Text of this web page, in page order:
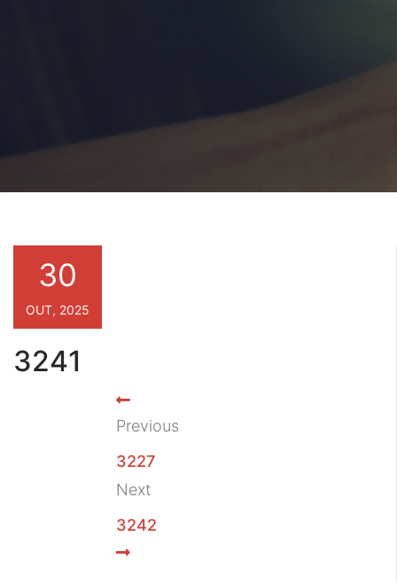
3241
30
OUT, 2025
Previous
3227
Next
3242